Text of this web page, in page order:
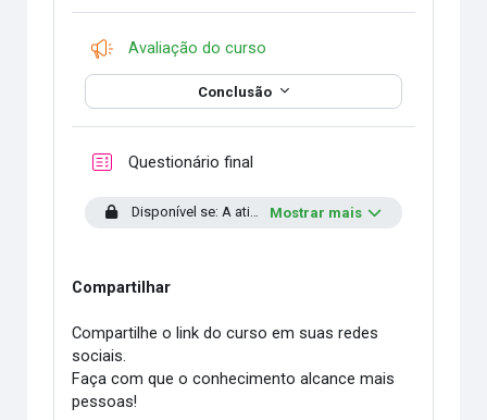
Avaliação do curso
Conclusão
Questionário final
Mostrar mais
Disponível se: A atividade Fórum de Aprendizagem
Compartilhar
Compartilhe o link do curso em suas redes
sociais.
Faça com que o conhecimento alcance mais
pessoas!